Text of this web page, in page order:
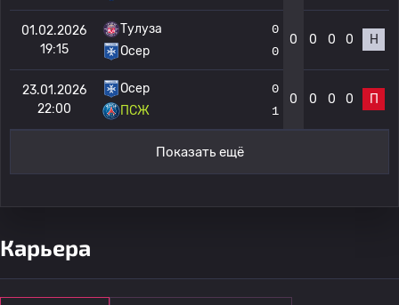
01.02.2026
19:15
Тулуза
Осер
0
0
0 0 0 0 Н
23.01.2026
22:00
Осер
ПСЖ
0
1
0 0 0 0 П
Показать ещё
Карьера